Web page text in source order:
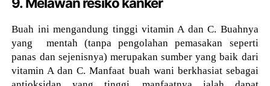
Buah ini mengandung tinggi vitamin A dan C. Buahnya
yang mentah (tanpa pengolahan pemasakan seperti
panas dan sejenisnya) merupakan sumber yang baik dari
vitamin A dan C. Manfaat buah wani berkhasiat sebagai